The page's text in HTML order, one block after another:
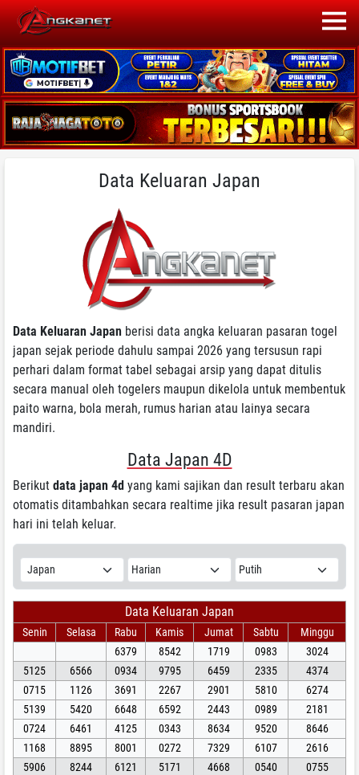
Data Keluaran Japan
Data Keluaran Japan berisi data angka keluaran pasaran togel
japan sejak periode dahulu sampai 2026 yang tersusun rapi
perhari dalam format tabel sebagai arsip yang dapat ditulis
secara manual oleh togelers maupun dikelola untuk membentuk
paito warna, bola merah, rumus harian atau lainya secara
mandiri.
Data Japan 4D
Berikut data japan 4d yang kami sajikan dan result terbaru akan
otomatis ditambahkan secara realtime jika result pasaran japan
hari ini telah keluar.
Data Keluaran Japan
Senin Selasa Rabu Kamis Jumat Sabtu
Minggu
6379
8542 1719 0983
3024
5125
6566 0934 9795 6459 2335
4374
0715
1126 3691 2267 2901 5810
6274
5139
5420 6648 6592 2443 0989
2181
0724
6461 4125 0343 8634 9520
8646
1168
8895 8001 0272 7329 6107
2616
5906
8244 6121 5171 4668 0540
0755